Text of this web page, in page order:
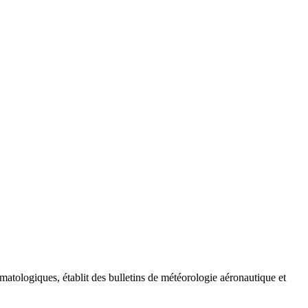
établit des bulletins de météorologie aéronautique et